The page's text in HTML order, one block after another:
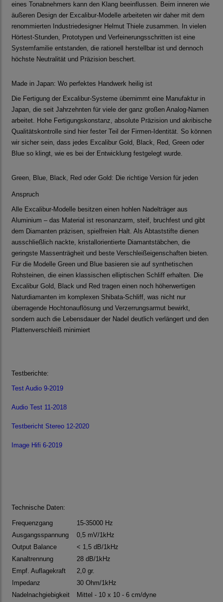
eines Tonabnehmers kann den Klang beeinflussen. Beim inneren wie
äußeren Design der Excalibur-Modelle arbeiteten wir daher mit dem
renommierten Industriedesigner Helmut Thiele zusammen. In vielen
Hörtest-Stunden, Prototypen und Verfeinerungsschritten ist eine
Systemfamilie entstanden, die rationell herstellbar ist und dennoch
höchste Neutralität und Präzision beschert.
Made in Japan: Wo perfektes Handwerk heilig ist
Die Fertigung der Excalibur-Systeme übernimmt eine Manufaktur in
Japan, die seit Jahrzehnten für viele der ganz großen Analog-Namen
arbeitet. Hohe Fertigungskonstanz, absolute Präzision und akribische
Qualitätskontrolle sind hier fester Teil der Firmen-Identität. So können
wir sicher sein, dass jedes Excalibur Gold, Black, Red, Green oder
Blue so klingt, wie es bei der Entwicklung festgelegt wurde.
Green, Blue, Black, Red oder Gold: Die richtige Version für jeden
Anspruch
Alle Excalibur-Modelle besitzen einen hohlen Nadelträger aus
Aluminium – das Material ist resonanzarm, steif, bruchfest und gibt
dem Diamanten präzisen, spielfreien Halt. Als Abtaststifte dienen
ausschließlich nackte, kristallorientierte Diamantstäbchen, die
geringste Massenträgheit und beste Verschleißeigenschaften bieten.
Für die Modelle Green und Blue basieren sie auf synthetischen
Rohsteinen, die einen klassischen elliptischen Schliff erhalten. Die
Excalibur Gold, Black und Red tragen einen noch höherwertigen
Naturdiamanten im komplexen Shibata-Schliff, was nicht nur
überragende Hochtonauflösung und Verzerrungsarmut bewirkt,
sondern auch die Lebensdauer der Nadel deutlich verlängert und den
Plattenverschleiß minimiert
Testberichte:
Test Audio 9-2019
Audio Test 11-2018
Testbericht Stereo 12-2020
Image Hifi 6-2019
Technische Daten:
Frequenzgang
15-35000 Hz
Ausgangsspannung
0,5 mV/1kHz
Output Balance
< 1,5 dB/1kHz
Kanaltrennung
28 dB/1kHz
Empf. Auflagekraft
2,0 gr.
Impedanz
30 Ohm/1kHz
Nadelnachgiebigkeit
Mittel - 10 x 10 - 6 cm/dyne